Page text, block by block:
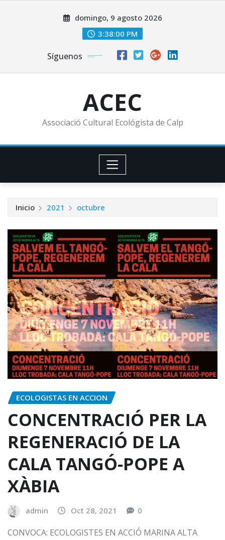
domingo, 9 agosto 2026
3:38:01 PM
Síguenos
ACEC
Associació Cultural Ecológista de Calp
Inicio 2021 octubre
ECOLOGISTAS EN ACCION
CONCENTRACIÓ PER LA
REGENERACIÓ DE LA
CALA TANGÓ-POPE A
XÀBIA
admin Oct 28, 2021 0
CONVOCA: ECOLOGISTES EN ACCIÓ MARINA ALTA